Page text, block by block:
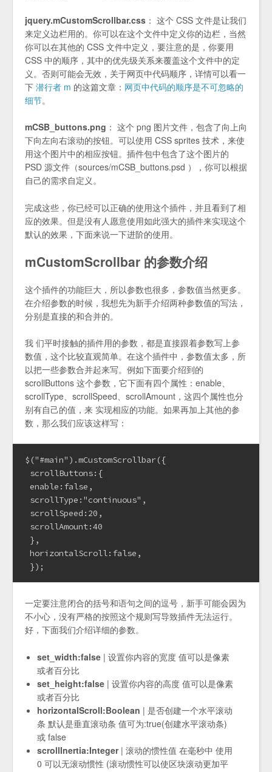
jquery.mCustomScrollbar.css ： 这个 CSS 文件是让我们
来定义边栏用的。你可以在这个文件中定义你的边栏，当然
你可以在其他的 CSS 文件中定义，要注意的是，你要用
CSS 中的顺序，其中的优先级关系来覆盖这个文件中的定
义。否则可能会无效，关于网页中代码顺序，详情可以看一
下 潜行者 m 的这篇文章： 网页中代码的顺序是不可忽略的
细节。
mCSB_buttons.png ： 这个 png 图片文件，包含了向上向
下向左向右滚动的按钮。可以使用 CSS sprites 技术，来使
用这个图片中的相应按钮。插件包中包含了这个图片的
PSD 源文件（sources/mCSB_buttons.psd ），你可以根据
自己的需求自定义。
完成这些，你已经可以正确的使用这个插件，并且看到了相
应的效果。但是没有人愿意使用如此强大的插件来实现这个
默认的效果，下面来说一下进阶的使用。
mCustomScrollbar 的参数介绍
这个插件的功能巨大，所以参数也很多，参数值当然更多。
在介绍参数的时候，我想先为新手介绍两种参数值的写法，
分别是直接的和合并的。
我 们平时接触的插件用的参数，都是直接跟着参数写上参
数值，这个比较直观简单。在这个插件中，参数值太多，所
以把一些参数合并起来写。例如下面要介绍到的
scrollButtons 这个参数，它下面有四个属性：enable、
scrollType、scrollSpeed、scrollAmount，这四个属性也分
别有自己的值，来 实现相应的功能。如果再加上其他的参
数，那么我们应该这样写：
$("#main").mCustomScrollbar({
scrollButtons:{
enable:false,
scrollType:"continuous",
scrollSpeed:20,
scrollAmount:40
},
horizontalScroll:false,
});
一定要注意闭合的括号和语句之间的逗号，新手可能会因为
不小心，没有严格的按照这个规则写导致插件无法运行。
好，下面我们介绍详细的参数。
set_width:false | 设置你内容的宽度 值可以是像素
或者百分比
set_height:false | 设置你内容的高度 值可以是像素
或者百分比
horizontalScroll:Boolean | 是否创建一个水平滚动
条 默认是垂直滚动条 值可为:true(创建水平滚动条)
或 false
scrollInertia:Integer| 滚动的惯性值 在毫秒中 使用
0 可以无滚动惯性 (滚动惯性可以使区块滚动更加平